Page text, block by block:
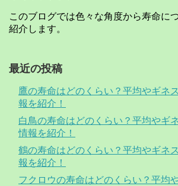
このブログでは色々な角度から寿命に
紹介します。
最近の投稿
鷹の寿命はどのくらい？平均やギネ
報を紹介！
白鳥の寿命はどのくらい？平均やギ
情報を紹介！
鶴の寿命はどのくらい？平均やギネ
報を紹介！
フクロウの寿命はどのくらい？平均